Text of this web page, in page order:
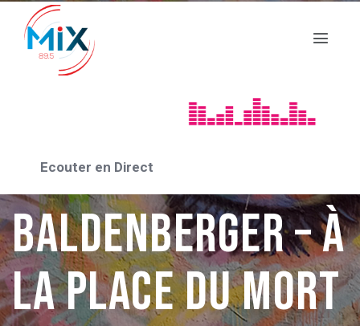
Ecouter en Direct
Paul
Baldenberger – À
la place du mort